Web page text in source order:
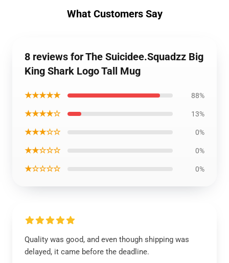
What Customers Say
8 reviews for The Suicidee.Squadzz Big
King Shark Logo Tall Mug
★★★★★ 88%
★★★★☆ 13%
★★★☆☆ 0%
★★☆☆☆ 0%
★☆☆☆☆ 0%
Quality was good, and even though shipping was
delayed, it came before the deadline.